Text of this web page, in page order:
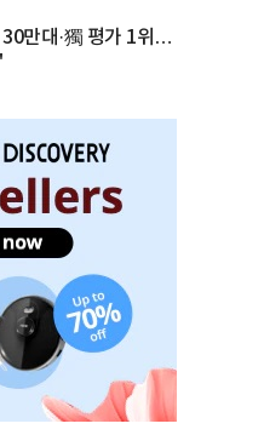
만대·獨 평가 1위…